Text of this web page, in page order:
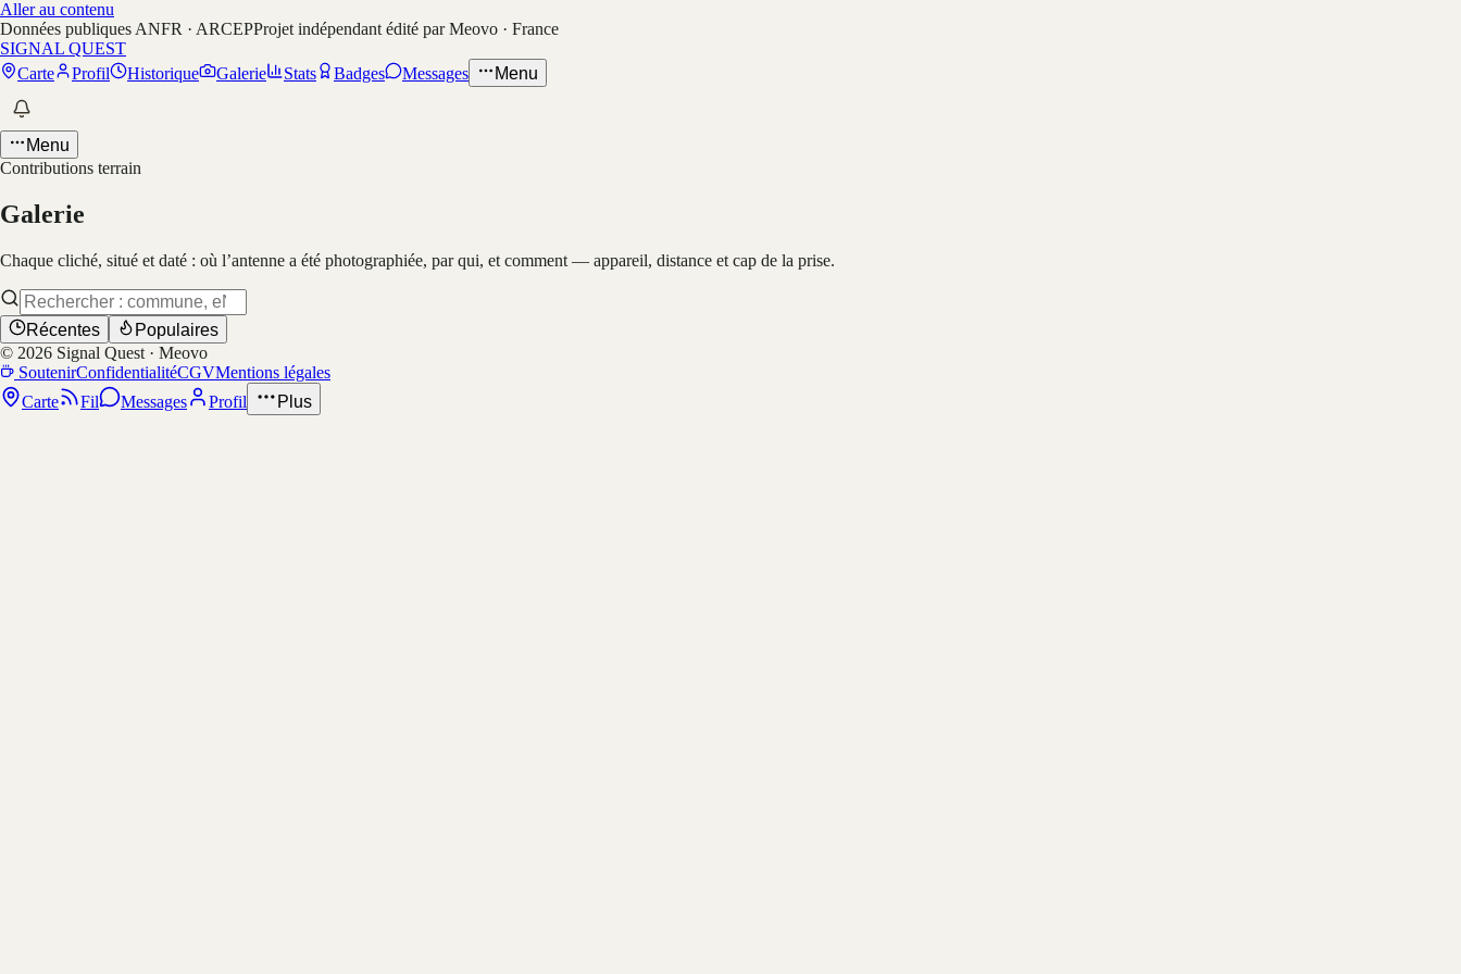
Aller au contenu
Données publiques ANFR · ARCEPProjet indépendant édité par Meovo · France
SIGNAL QUEST
Carte
Profil Historique Galerie Stats Badges Messages Menu
Menu
Contributions terrain
Galerie
Chaque cliché, situé et daté : où l’antenne a été photographiée, par qui, et comment — appareil, distance et cap de la prise.
Récentes
Populaires
© 2026 Signal Quest · Meovo
SoutenirConfidentialitéCGVMentions légales
Carte
Fil Messages Profil Plus